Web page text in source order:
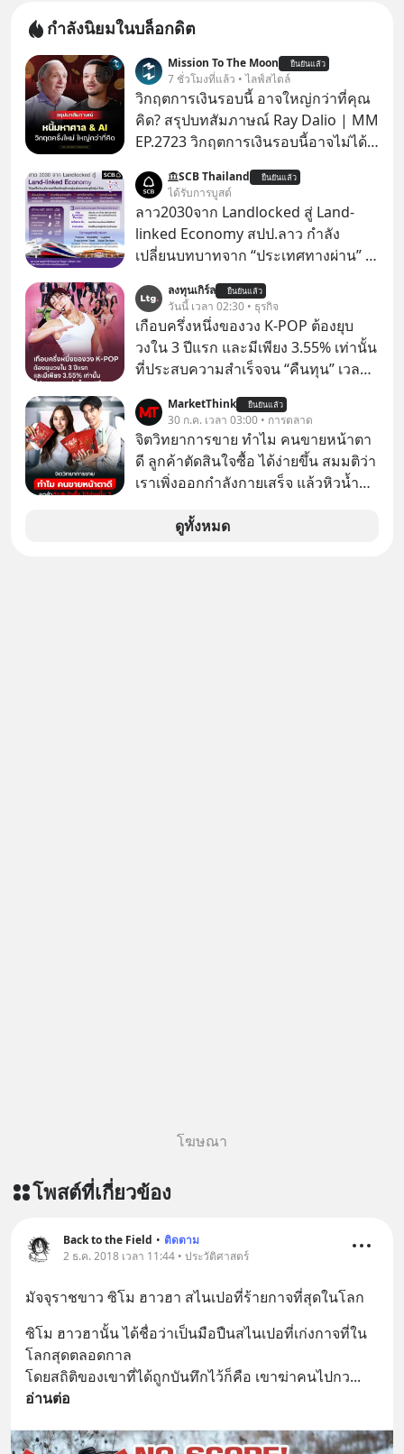
กำลังนิยมในบล็อกดิต
Mission To The Moon ยืนยันแล้ว
7 ชั่วโมงที่แล้ว • ไลฟ์สไตล์
วิกฤตการเงินรอบนี้ อาจใหญ่กว่าที่คุณ
คิด? สรุปบทสัมภาษณ์ Ray Dalio | MM
EP.2723 วิกฤตการเงินรอบนี้อาจไม่ได้
Dalio ชายผู้เคยทำนายวิกฤตเศรษฐกิจ
มาแล้วหลายต่อหลายครั้ง ออกมาส่ง
สัญญาณเตือนระเบิดเวลาลูกใหม่ที่
กำลังก่อตัวขึ้น จาก "ระเบิดหนี้สิน
AI" ที่ผู้คนกำลังแห่ไล่ราคาอย่างบ้าคลั่ง
บทเรียนจากประวัติศาสตร์ 500 ปี บอก
อะไรเรา? ระเบียบโลกกำลังจะเปลี่ยน
มือไปในทิศทางไหน? และเราควรรับมือ
อย่างไรก่อนที่ทุกอย่างจะสายเกินไป?
ร่วมเจาะลึกบทวิเคราะห์และข้อคิดการ
เงินฉบับ Dalio กันได้ใน EP. นี้
#RayDalio #สรุปบทเรียน #การเงินการ
ลงทุน #MissionToTheMoon
#MissionToTheMoonPodcast
SCB Thailand ยืนยันแล้ว
ได้รับการบูสต์
ลาว2030จาก Landlocked สู่ Land-
linked Economy สปป.ลาว กำลัง
เปลี่ยนบทบาทจาก “ประเทศทางผ่าน” สู่
ของอนุภูมิภาคลุ่มแม่น้ำโขง
ลงทุนเกิร์ล ยืนยันแล้ว
วันนี้ เวลา 02:30 • ธุรกิจ
เกือบครึ่งหนึ่งของวง K-POP ต้องยุบ
วงใน 3 ปีแรก และมีเพียง 3.55% เท่านั้น
ที่ประสบความสำเร็จจน “คืนทุน” เวลา
เห็นภาพความสำเร็จที่หรูหรา คอนเสิร์ต
สเกลใหญ่ระดับสเตเดียม และยอดขา
ยอัลบัมถล่มทลายจากวงตัวท็อปอย่าง
BTS, BLACKPINK หรือ SEVENTEEN
MarketThink ยืนยันแล้ว
30 ก.ค. เวลา 03:00 • การตลาด
จิตวิทยาการขาย ทำไม คนขายหน้าตา
ดี ลูกค้าตัดสินใจซื้อ ได้ง่ายขึ้น สมมติว่า
เราเพิ่งออกกำลังกายเสร็จ แล้วหิวน้ำ
ขายของเหมือนกันทุกอย่าง
ดูทั้งหมด
โฆษณา
โพสต์ที่เกี่ยวข้อง
Back to the Field • ติดตาม
2 ธ.ค. 2018 เวลา 11:44 • ประวัติศาสตร์
มัจจุราชขาว ซิโม ฮาวฮา สไนเปอที่ร้ายกาจที่สุดในโลก
ซิโม ฮาวฮานั้น ได้ชื่อว่าเป็นมือปืนสไนเปอที่เก่งกาจที่ใน
โลกสุดตลอดกาล
โดยสถิติของเขาที่ได้ถูกบันทึกไว้ก็คือ เขาฆ่าคนไปกว
อ่านต่อ